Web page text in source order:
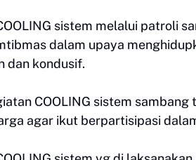
sistem melalui patroli
dalam upaya
dan kondusif.
COOLING sistem
agar ikut berpartisipasi